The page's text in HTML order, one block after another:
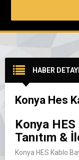
HABER DETAYI
Konya Hes
Konya
Tanıtım &
Konya HES Kablo